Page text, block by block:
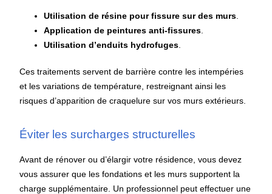
Utilisation de résine pour fissure sur des murs
Application de peintures anti-fissures
Utilisation d’enduits hydrofuges
Ces traitements servent de barrière contre les intempéries
et les variations de température, restreignant ainsi les
risques d’apparition de craquelure sur vos murs extérieurs.
Éviter les surcharges structurelles
Avant de rénover ou d’élargir votre résidence, vous devez
vous assurer que les fondations et les murs supportent la
charge supplémentaire. Un professionnel peut effectuer une